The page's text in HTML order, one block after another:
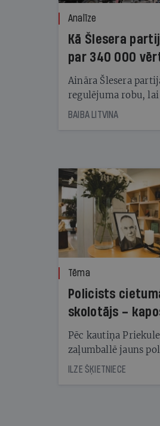
Analīze
Kā Šlesera
par 340 000
kampaņu
Aināra Šlesera
regulējuma robu,
starta izreklamētos
BAIBA LITVINA
Tēma
Policists
skolotājs –
Reibuma cena
Pēc kautiņa
zaļumballē jauns
nonācis cietumā, bet
cienījams pedagogs
ILZE ŠĶIETNIECE